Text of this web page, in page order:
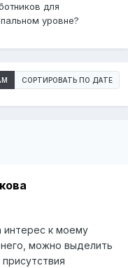
для
уровне?
СОРТИРОВАТЬ ПО ДАТЕ
интерес к моему
можно выделить